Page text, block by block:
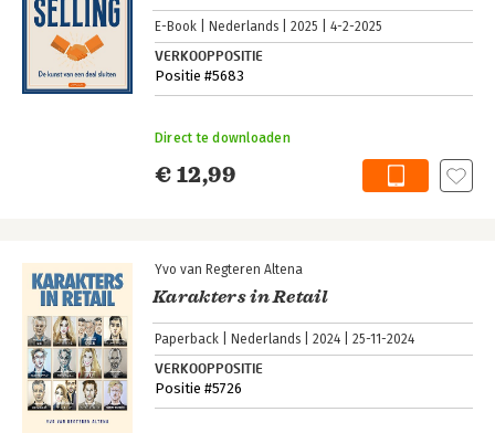
E-Book Nederlands 2025 4-2-2025
VERKOOPPOSITIE
Positie #5683
€ 12,99
Direct te downloaden
Yvo van Regteren Altena
Karakters in Retail
Paperback Nederlands 2024 25-11-2024
VERKOOPPOSITIE
Positie #5726